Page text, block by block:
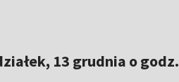
13 grudnia o godz.